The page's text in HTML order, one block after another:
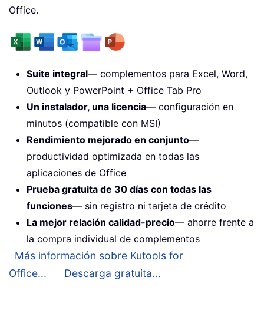
Office.
Suite integral— complementos para Excel, Word,
Outlook y PowerPoint + Office Tab Pro
Un instalador, una licencia— configuración en
minutos (compatible con MSI)
Rendimiento mejorado en conjunto—
productividad optimizada en todas las
aplicaciones de Office
Prueba gratuita de 30 días con todas las
funciones— sin registro ni tarjeta de crédito
La mejor relación calidad-precio— ahorre frente a
la compra individual de complementos
Más información sobre Kutools for
Office...
Descarga gratuita...